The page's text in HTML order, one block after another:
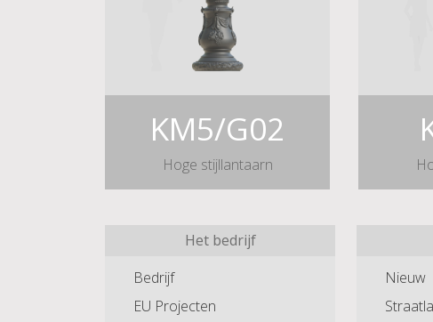
KM5/G02
Hoge stijllantaarn
Het bedrijf
Bedrijf
EU Projecten
Nieuw